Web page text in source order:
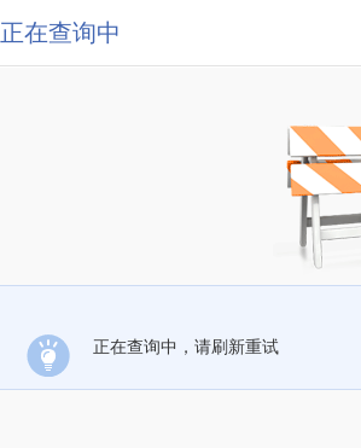
正在查询中
正在查询中，请刷新重试